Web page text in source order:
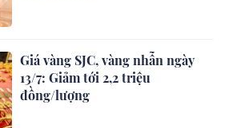
Giá vàng SJC, vàng nhẫn ngày
13/7: Giảm tới 2,2 triệu
đồng/lượng